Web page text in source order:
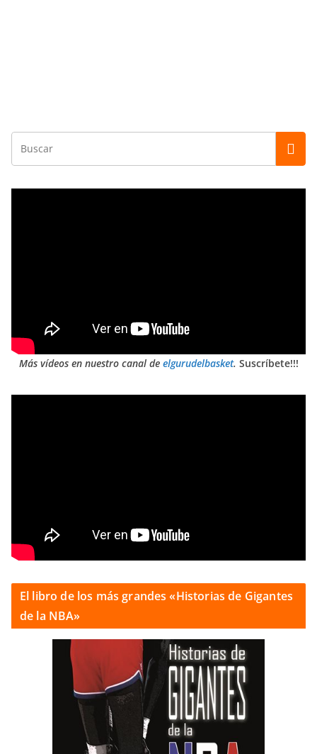
Más vídeos en nuestro canal de elgurudelbasket. Suscríbete!!!
El libro de los más grandes «Historias de Gigantes
de la NBA»